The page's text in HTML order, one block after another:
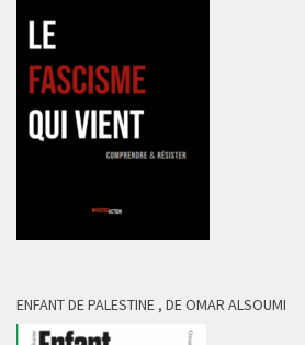
ENFANT DE PALESTINE , DE OMAR ALSOUMI